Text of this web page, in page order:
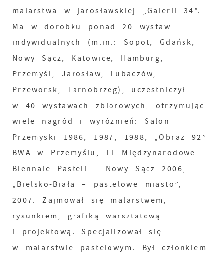
malarstwa w jarosławskiej „Galerii 34”.
Ma w dorobku ponad 20 wystaw
indywidualnych (m.in.: Sopot, Gdańsk,
Nowy Sącz, Katowice, Hamburg,
Przemyśl, Jarosław, Lubaczów,
Przeworsk, Tarnobrzeg), uczestniczył
w 40 wystawach zbiorowych, otrzymując
wiele nagród i wyróżnień: Salon
Przemyski 1986, 1987, 1988, „Obraz 92”
BWA w Przemyślu, III Międzynarodowe
Biennale Pasteli – Nowy Sącz 2006,
„Bielsko-Biała – pastelowe miasto”,
2007. Zajmował się malarstwem,
rysunkiem, grafiką warsztatową
i projektową. Specjalizował się
w malarstwie pastelowym. Był członkiem